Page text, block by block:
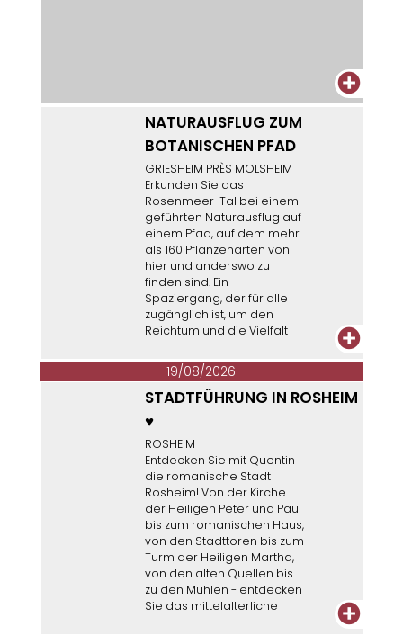
+
NATURAUSFLUG ZUM
BOTANISCHEN PFAD
GRIESHEIM PRÈS MOLSHEIM
Erkunden Sie das
Rosenmeer-Tal bei einem
geführten Naturausflug auf
einem Pfad, auf dem mehr
als 160 Pflanzenarten von
hier und anderswo zu
finden sind. Ein
Spaziergang, der für alle
zugänglich ist, um den
Reichtum und die Vielfalt
verstehen.
+
19/08/2026
STADTFÜHRUNG IN ROSHEIM
♥
ROSHEIM
Entdecken Sie mit Quentin
die romanische Stadt
Rosheim! Von der Kirche
der Heiligen Peter und Paul
bis zum romanischen Haus,
von den Stadttoren bis zum
Turm der Heiligen Martha,
von den alten Quellen bis
zu den Mühlen - entdecken
Sie das mittelalterliche
+